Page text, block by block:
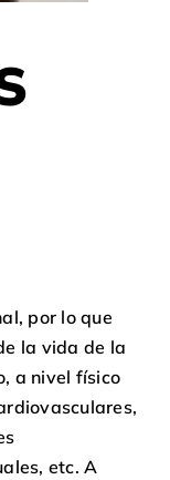
por lo que
la vida de la
a nivel físico
etc. A